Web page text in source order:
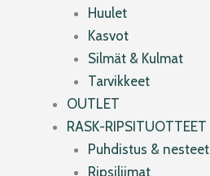
Huulet
Kasvot
Silmät & Kulmat
Tarvikkeet
OUTLET
RASK-RIPSITUOTTEET
Puhdistus & nesteet
Ripsiliimat